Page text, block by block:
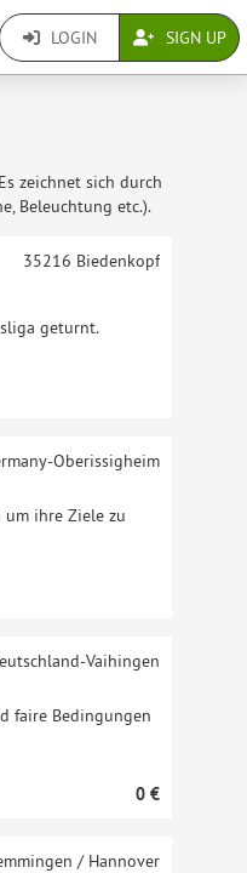
LOGIN SIGN UP
zeichnet sich durch
Beleuchtung etc.).
geturnt.
35216 Biedenkopf
ihre Ziele zu
Oberissigheim
faire Bedingungen
Vaihingen
0 €
/ Hannover